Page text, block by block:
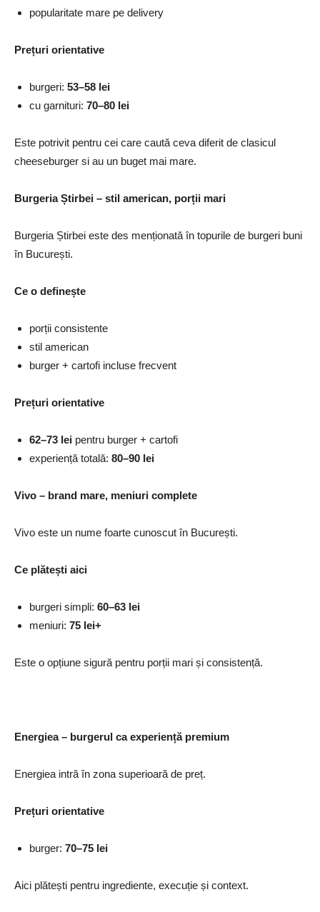
popularitate mare pe delivery
Prețuri orientative
burgeri: 53–58 lei
cu garnituri: 70–80 lei
Este potrivit pentru cei care caută ceva diferit de clasicul
cheeseburger si au un buget mai mare.
Burgeria Știrbei – stil american, porții mari
Burgeria Știrbei este des menționată în topurile de burgeri buni
în București.
Ce o definește
porții consistente
stil american
burger + cartofi incluse frecvent
Prețuri orientative
62–73 lei pentru burger + cartofi
experiență totală: 80–90 lei
Vivo – brand mare, meniuri complete
Vivo este un nume foarte cunoscut în București.
Ce plătești aici
burgeri simpli: 60–63 lei
meniuri: 75 lei+
Este o opțiune sigură pentru porții mari și consistență.
Energiea – burgerul ca experiență premium
Energiea intră în zona superioară de preț.
Prețuri orientative
burger: 70–75 lei
Aici plătești pentru ingrediente, execuție și context.